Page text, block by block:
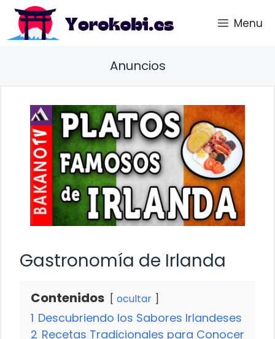
Saltar
contenido
Menu
Anuncios
Gastronomía de Irlanda
Contenidos ocultar
1 Descubriendo los Sabores Irlandeses
2 Recetas Tradicionales para Conocer